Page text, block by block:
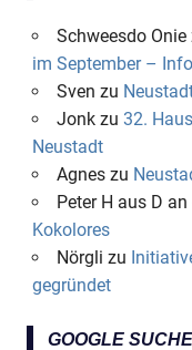
Schweesdo Onie
im September –
Sven zu
Jonkzu 32.
Neustadt
Agneszu
Peter H aus D an
Kokolores
Nörgli zu
gegründet
GOOGLE SUCHE